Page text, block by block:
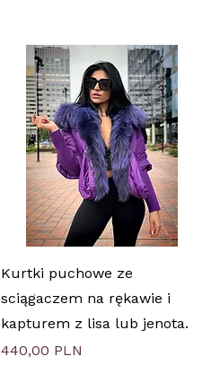
Быстрый просмотр
Kurtki puchowe ze
sciągaczem na rękawie i
kapturem z lisa lub jenota.
Цена
440,00 PLN